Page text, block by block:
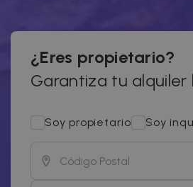
¿Eres propietario?
Garantiza tu alquiler
Soy propietario Soy